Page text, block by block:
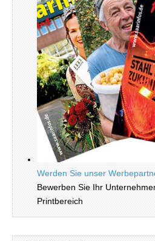
Werden Sie unser
Bewerben Sie Ihr
Printbereich